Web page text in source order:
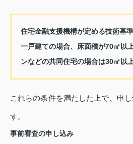
住宅金融支援機構が定める技術基
一戸建ての場合、床面積が70㎡以
ンなどの共同住宅の場合は30㎡以
これらの条件を満たした上で、申
す。
事前審査の申し込み